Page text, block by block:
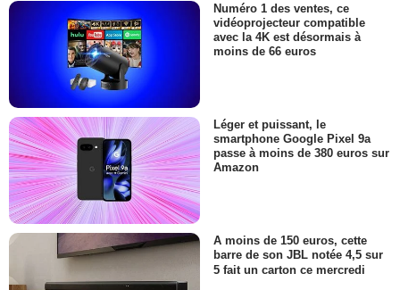
Numéro 1 des ventes, ce
vidéoprojecteur compatible
avec la 4K est désormais à
moins de 66 euros
Léger et puissant, le
smartphone Google Pixel 9a
passe à moins de 380 euros sur
Amazon
A moins de 150 euros, cette
barre de son JBL notée 4,5 sur
5 fait un carton ce mercredi